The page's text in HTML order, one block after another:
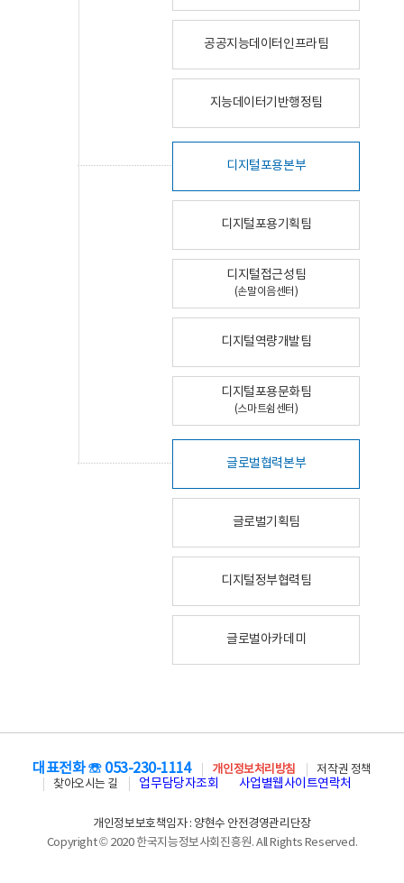
공공지능데이터인프라팀
지능데이터기반행정팀
디지털포용본부
디지털포용기획팀
디지털접근성팀
(손말이음센터)
디지털역량개발팀
디지털포용문화팀
(스마트쉼센터)
글로벌협력본부
글로벌기획팀
디지털정부협력팀
글로벌아카데미
대표전화 ☏ 053-230-1114 개인정보처리방침
저작권 정책
찾아오시는 길
업무담당자조회 사업별웹사이트연락처
개인정보보호책임자 : 양현수 안전경영관리단장
Copyright © 2020 한국지능정보사회진흥원. All Rights Reserved.